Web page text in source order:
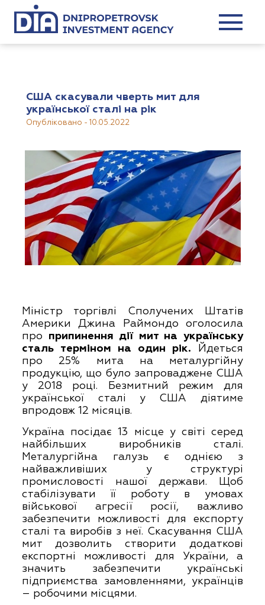
США скасували чверть мит для
української сталі на рік
Опубліковано - 10.05.2022
Міністр торгівлі Сполучених Штатів
Америки Джина Раймондо оголосила
про припинення дії мит на українську
сталь терміном на один рік. Йдеться
про 25% мита на металургійну
продукцію, що було запроваджене США
у 2018 році. Безмитний режим для
української сталі у США діятиме
впродовж 12 місяців.
Україна посідає 13 місце у світі серед
найбільших виробників сталі.
Металургійна галузь є однією з
найважливіших у структурі
промисловості нашої держави. Щоб
стабілізувати її роботу в умовах
військової агресії росії, важливо
забезпечити можливості для експорту
сталі та виробів з неї. Скасування США
мит дозволить створити додаткові
експортні можливості для України, а
значить забезпечити українські
підприємства замовленнями, українців
– робочими місцями.